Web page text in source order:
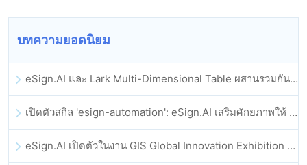
บทความยอดนิยม
eSign.AI และ Lark Multi-Dimensional Table ผสานรวมกันอย่างเป็นทางการ: การลงนามและการเก็บถาวรสัญญาอิเล็กทรอนิกส์แบบอัตโนมัติเต็มรูปแบบ
เปิดตัวสกิล 'esign-automation': eSign.AI เสริมศักยภาพให้ OpenClaw ด้วยลายเซ็นอิเล็กทรอนิกส์อัตโนมัติ
eSign.AI เปิดตัวในงาน GIS Global Innovation Exhibition 2025